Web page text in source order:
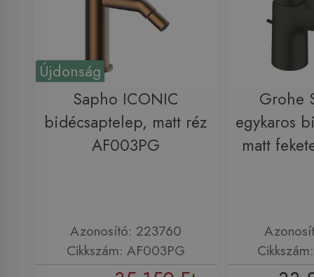
Újdonság
Sapho ICONIC
bidécsaptelep, matt réz
AF003PG
Azonosító: 223760
Cikkszám: AF003PG
Grohe
egykaros
matt